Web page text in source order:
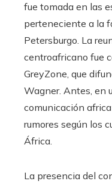
fue tomada en las
perteneciente a la
Petersburgo. La
centroafricano fue
GreyZone, que
Wagner. Antes, en
comunicación
rumores según los
África.
La presencia del